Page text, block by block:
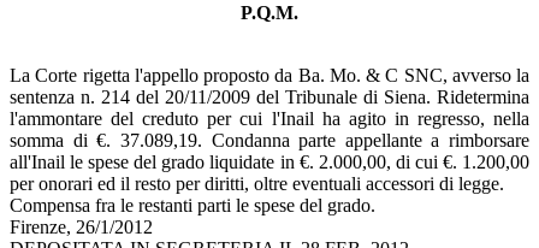
P.Q.M.
La Corte rigetta l'appello proposto da Ba. Mo. & C SNC, avverso la
sentenza n. 214 del 20/11/2009 del Tribunale di Siena. Ridetermina
l'ammontare del creduto per cui l'Inail ha agito in regresso, nella
somma di €. 37.089,19. Condanna parte appellante a rimborsare
all'Inail le spese del grado liquidate in €. 2.000,00, di cui €. 1.200,00
per onorari ed il resto per diritti, oltre eventuali accessori di legge.
Compensa fra le restanti parti le spese del grado.
Firenze, 26/1/2012